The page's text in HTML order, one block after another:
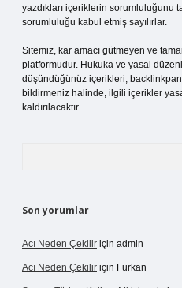
yazdıkları içeriklerin sorumluluğunu
sorumluluğu kabul etmiş sayılırlar.
Sitemiz, kar amacı gütmeyen ve
platformudur. Hukuka ve yasal
düşündüğünüz içerikleri,
bildirmeniz halinde, ilgili içerikler
kaldırılacaktır.
Son yorumlar
Acı Neden Çekilir için admin
Acı Neden Çekilir için Furkan